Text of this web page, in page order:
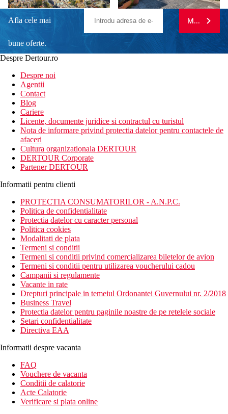
Afla cele mai
bune oferte.
newsletter!
MA
Despre Dertour.ro
Despre noi
Agentii
Contact
Blog
Cariere
Licente, documente juridice si contractul cu turistul
Nota de informare privind protectia datelor pentru contactele de
afaceri
Cultura organizationala DERTOUR
DERTOUR Corporate
Partener DERTOUR
Informatii pentru clienti
PROTECTIA CONSUMATORILOR - A.N.P.C.
Politica de confidentialitate
Protectia datelor cu caracter personal
Politica cookies
Modalitati de plata
Termeni si conditii
Termeni si conditii privind comercializarea biletelor de avion
Termeni si conditii pentru utilizarea voucherului cadou
Campanii si regulamente
Vacante in rate
Drepturi principale in temeiul Ordonantei Guvernului nr. 2/2018
Business Travel
Protectia datelor pentru paginile noastre de pe retelele sociale
Setari confidentialitate
Directiva EAA
Informatii despre vacanta
FAQ
Vouchere de vacanta
Conditii de calatorie
Acte Calatorie
Verificare si plata online